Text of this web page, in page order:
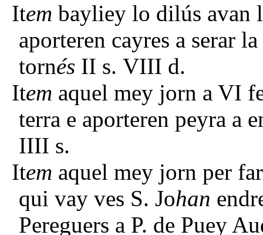
Item bayliey lo dilús avan
aporteren cayres a serar
tornés II s. VIII d.
Item aquel mey jorn a VI
terra e aporteren peyra a
IIII s.
Item aquel mey jorn per
qui vay ves S. Johan
Pereguers a P. de Puey